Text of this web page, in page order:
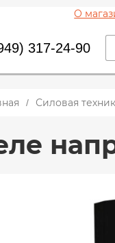
О
317-24-90
Силовая